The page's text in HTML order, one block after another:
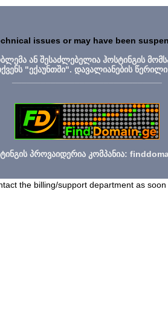
issues or may have been
ან შესაძლებელია ჰოსტინგის
"ექაუნთში". დავალიანების
პროვაიდერია კომპანია:
the billing/support department as soon